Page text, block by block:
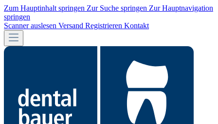
Zum Hauptinhalt springen Zur Suche springen Zur Hauptnavigation
springen
Scanner auslesen Versand Registrieren Kontakt